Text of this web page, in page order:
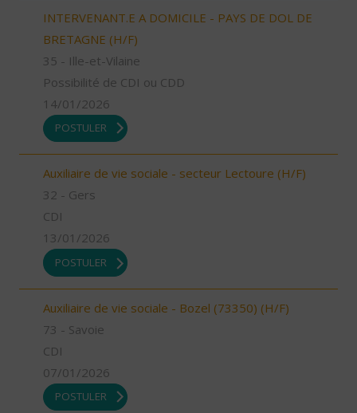
INTERVENANT.E A DOMICILE - PAYS DE DOL DE
BRETAGNE (H/F)
35 - Ille-et-Vilaine
Possibilité de CDI ou CDD
14/01/2026
POSTULER
Auxiliaire de vie sociale - secteur Lectoure (H/F)
32 - Gers
CDI
13/01/2026
POSTULER
Auxiliaire de vie sociale - Bozel (73350) (H/F)
73 - Savoie
CDI
07/01/2026
POSTULER